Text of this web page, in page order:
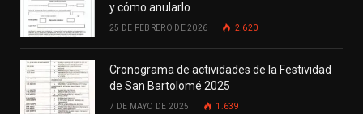
y cómo anularlo
25 DE FEBRERO DE 2026 2.620
Cronograma de actividades de la Festividad
de San Bartolomé 2025
7 DE MAYO DE 2025 1.639